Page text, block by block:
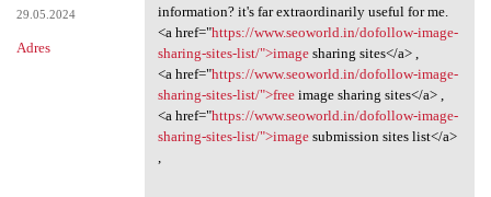
29.05.2024
Adres
information? it's far extraordinarily useful for me.
<a href="https://www.seoworld.in/dofollow-image-
sharing-sites-list/">imagesharing sites</a> ,
<a href="https://www.seoworld.in/dofollow-image-
sharing-sites-list/">freeimage sharing sites</a> ,
<a href="https://www.seoworld.in/dofollow-image-
sharing-sites-list/">imagesubmission sites list</a>
,